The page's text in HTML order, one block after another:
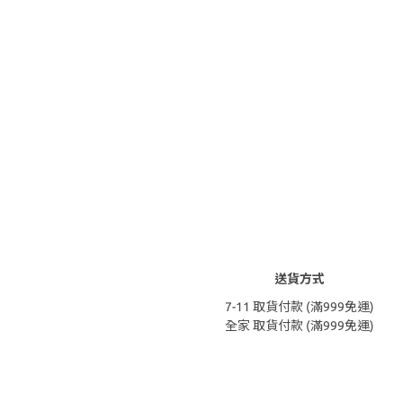
送貨方式
7-11 取貨付款 (滿999免運)
全家 取貨付款 (滿999免運)